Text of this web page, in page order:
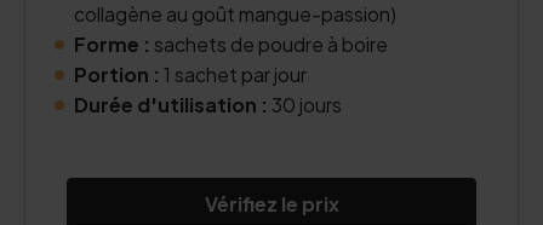
collagène au goût mangue-passion)
Forme : sachets de poudre à boire
Portion : 1 sachet par jour
Durée d'utilisation : 30 jours
Vérifiez le prix